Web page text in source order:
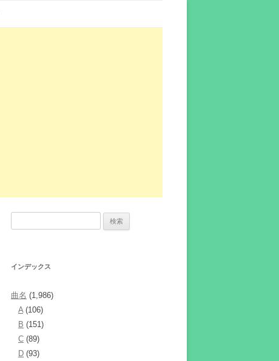
インデックス
曲名 (1,986)
A(106)
B (151)
C (89)
D (93)